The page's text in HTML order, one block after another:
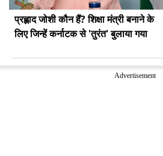
प्रह्लाद जोशी कौन हैं? शिक्षा मंत्री बनाने के
लिए जिन्हें कर्नाटक से 'तुरंत' बुलाया गया
Advertisement